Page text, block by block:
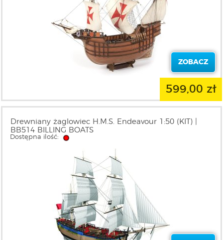
ZOBACZ
599,00 zł
Drewniany żaglowiec H.M.S. Endeavour 1:50 (KIT) |
BB514 BILLING BOATS
Dostępna ilość: